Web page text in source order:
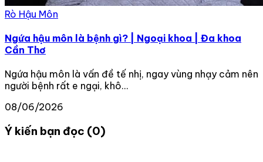
Rò Hậu Môn
Ngứa hậu môn là bệnh gì? | Ngoại khoa | Đa khoa
Cần Thơ
Ngứa hậu môn là vấn đề tế nhị, ngay vùng nhạy cảm nên
người bệnh rất e ngại, khô...
08/06/2026
Ý kiến bạn đọc (0)